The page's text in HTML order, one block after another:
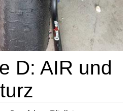
D: AIR und